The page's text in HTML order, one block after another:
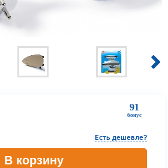
91
бонус
Есть дешевле?
В корзину